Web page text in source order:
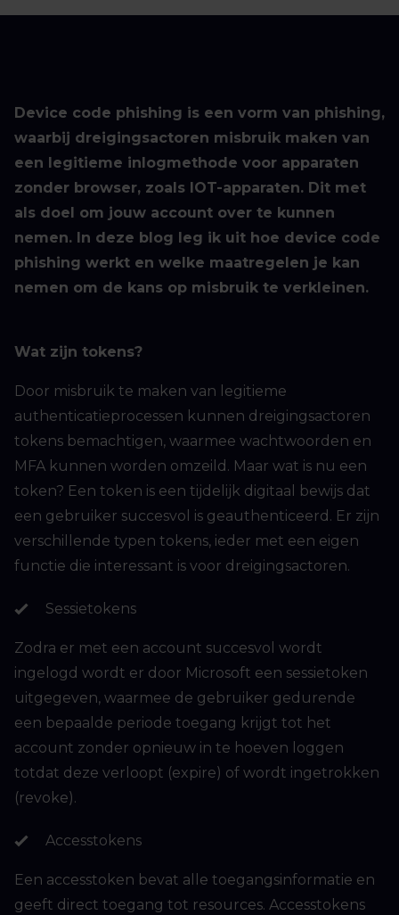
Device code phishing is een vorm van phishing,
waarbij dreigingsactoren misbruik maken van
een legitieme inlogmethode voor apparaten
zonder browser, zoals IOT-apparaten. Dit met
als doel om jouw account over te kunnen
nemen. In deze blog leg ik uit hoe device code
phishing werkt en welke maatregelen je kan
nemen om de kans op misbruik te verkleinen.
Wat zijn tokens?
Door misbruik te maken van legitieme
authenticatieprocessen kunnen dreigingsactoren
tokens bemachtigen, waarmee wachtwoorden en
MFA kunnen worden omzeild. Maar wat is nu een
token? Een token is een tijdelijk digitaal bewijs dat
een gebruiker succesvol is geauthenticeerd. Er zijn
verschillende typen tokens, ieder met een eigen
functie die interessant is voor dreigingsactoren.
Sessietokens
Zodra er met een account succesvol wordt
ingelogd wordt er door Microsoft een sessietoken
uitgegeven, waarmee de gebruiker gedurende
een bepaalde periode toegang krijgt tot het
account zonder opnieuw in te hoeven loggen
totdat deze verloopt (expire) of wordt ingetrokken
(revoke).
Accesstokens
Een accesstoken bevat alle toegangsinformatie en
geeft direct toegang tot resources. Accesstokens